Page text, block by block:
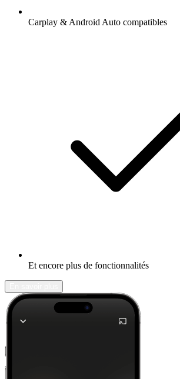
Carplay & Android Auto compatibles
Et encore plus de fonctionnalités